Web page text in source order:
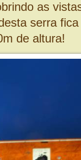
as
serra
de altura!